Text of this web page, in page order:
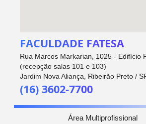
FACULDADE FATESA
Rua Marcos Markarian, 1025 - Edifício
(recepção salas 101 e 103)
Jardim Nova Aliança, Ribeirão Preto /
(16) 3602-7700
Área Multiprofissional